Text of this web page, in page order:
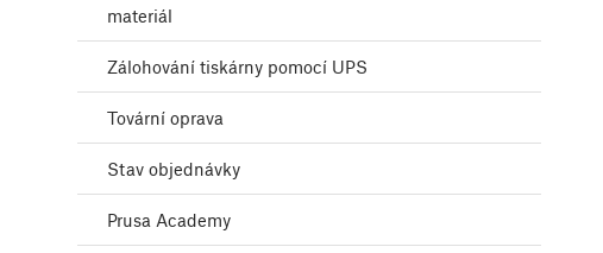
materiál
Zálohování tiskárny pomocí UPS
Tovární oprava
Stav objednávky
Prusa Academy